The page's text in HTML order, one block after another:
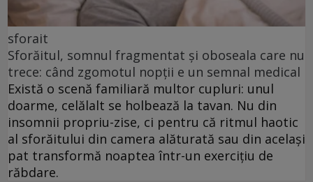
sforait
Sforăitul, somnul fragmentat și oboseala care nu
trece: când zgomotul nopții e un semnal medical
Există o scenă familiară multor cupluri: unul
doarme, celălalt se holbează la tavan. Nu din
insomnii propriu-zise, ci pentru că ritmul haotic
al sforăitului din camera alăturată sau din același
pat transformă noaptea într-un exercițiu de
răbdare.